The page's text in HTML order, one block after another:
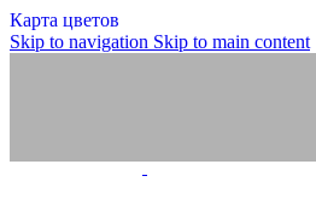
Карта цветов
Skip to navigation Skip to main content